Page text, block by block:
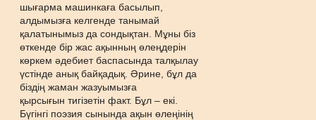
шығарма машинкаға басылып,
алдымызға келгенде танымай
қалатынымыз да сондықтан. Мұны біз
өткенде бір жас ақынның өлеңдерін
көркем əдебиет баспасында талқылау
үстінде анық байқадық. Əрине, бұл да
біздің жаман жазуымызға
қырсығын тигізетін факт. Бұл – екі.
Бүгінгі поэзия сынында ақын өлеңінің